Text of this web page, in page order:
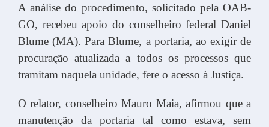
A análise do procedimento, solicitado pela OAB-
GO, recebeu apoio do conselheiro federal Daniel
Blume (MA). Para Blume, a portaria, ao exigir de
procuração atualizada a todos os processos que
tramitam naquela unidade, fere o acesso à Justiça.
O relator, conselheiro Mauro Maia, afirmou que a
manutenção da portaria tal como estava, sem